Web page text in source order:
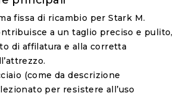
fissa di ricambio per Stark M.
a un taglio preciso e pulito,
di affilatura e alla corretta
(come da descrizione
per resistere all’uso